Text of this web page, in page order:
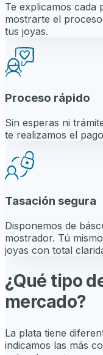
Te explicamos cada
mostrarte el
tus joyas.
Proceso rápido
Sin esperas ni
te realizamos el
Tasación segura
Disponemos de
mostrador. Tú
joyas con total
¿Qué tipo
mercado?
La plata tiene
indicamos las más